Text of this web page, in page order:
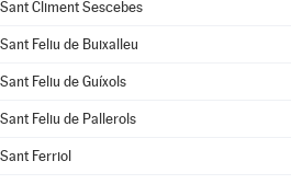
Sant Climent Sescebes
Sant Feliu de Buixalleu
Sant Feliu de Guíxols
Sant Feliu de Pallerols
Sant Ferriol